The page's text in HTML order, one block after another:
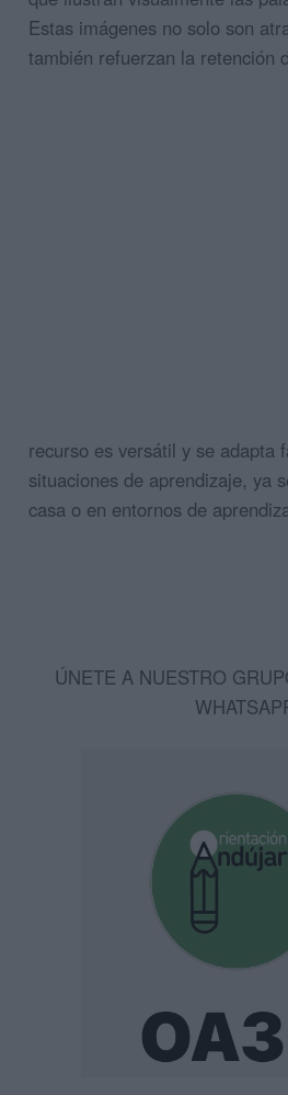
Estas imágenes no solo son
también refuerzan la retención
recurso es versátil y se adapta
situaciones de aprendizaje, ya
casa o en entornos de
ÚNETE A NUESTRO